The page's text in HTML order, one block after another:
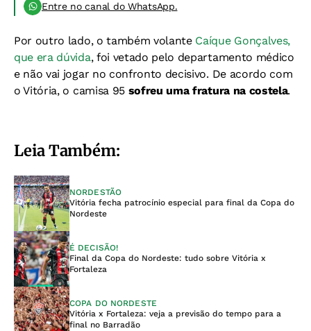
Entre no canal do WhatsApp.
Por outro lado, o também volante Caíque Gonçalves,
que era dúvida, foi vetado pelo departamento médico
e não vai jogar no confronto decisivo. De acordo com
o Vitória, o camisa 95 sofreu uma fratura na costela.
Leia Também:
NORDESTÃO
Vitória fecha patrocínio especial para final da Copa do
Nordeste
É DECISÃO!
Final da Copa do Nordeste: tudo sobre Vitória x
Fortaleza
COPA DO NORDESTE
Vitória x Fortaleza: veja a previsão do tempo para a
final no Barradão